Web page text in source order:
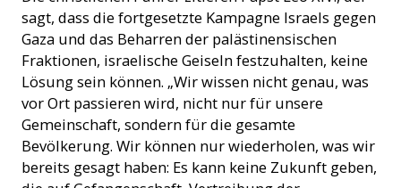
sagt, dass die fortgesetzte Kampagne Israels gegen
Gaza und das Beharren der palästinensischen
Fraktionen, israelische Geiseln festzuhalten, keine
Lösung sein können. „Wir wissen nicht genau, was
vor Ort passieren wird, nicht nur für unsere
Gemeinschaft, sondern für die gesamte
Bevölkerung. Wir können nur wiederholen, was wir
bereits gesagt haben: Es kann keine Zukunft geben,